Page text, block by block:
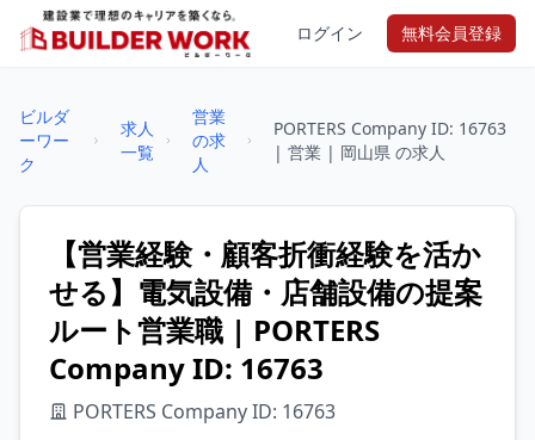
ログイン 無料会員登録
ビルダ
ーワー
ク
求人
一覧
営業
の求
人
PORTERS Company ID: 16763
| 営業 | 岡山県 の求人
【営業経験・顧客折衝経験を活か
せる】電気設備・店舗設備の提案
ルート営業職 | PORTERS
Company ID: 16763
PORTERS Company ID: 16763